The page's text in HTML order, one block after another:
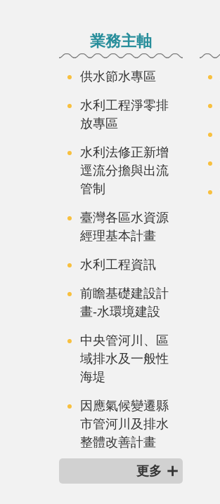
業務主軸
供水節水專區
水利工程淨零排
放專區
水利法修正新增
逕流分擔與出流
管制
臺灣各區水資源
經理基本計畫
水利工程資訊
前瞻基礎建設計
畫-水環境建設
中央管河川、區
域排水及一般性
海堤
因應氣候變遷縣
市管河川及排水
整體改善計畫
更多